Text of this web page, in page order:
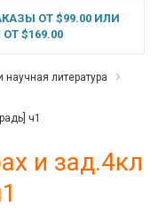
ОТ $99.00 ИЛИ
$169.00
научная литература
ч1
и зад.4кл